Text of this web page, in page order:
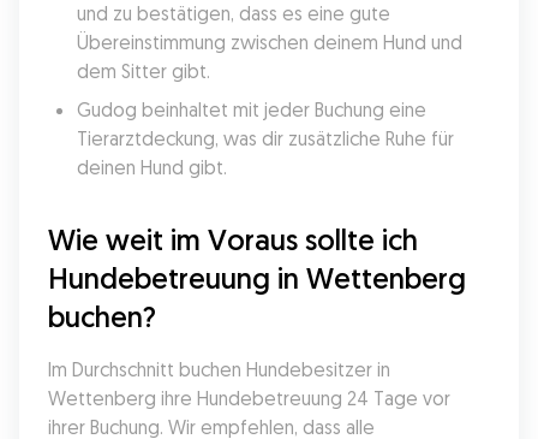
und zu bestätigen, dass es eine gute
Übereinstimmung zwischen deinem Hund und
dem Sitter gibt.
Gudog beinhaltet mit jeder Buchung eine
Tierarztdeckung, was dir zusätzliche Ruhe für
deinen Hund gibt.
Wie weit im Voraus sollte ich
Hundebetreuung in Wettenberg
buchen?
Im Durchschnitt buchen Hundebesitzer in
Wettenberg ihre Hundebetreuung 24 Tage vor
ihrer Buchung. Wir empfehlen, dass alle